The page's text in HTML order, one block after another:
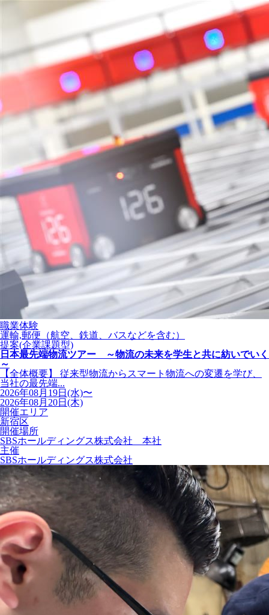
職業体験
運輸,郵便（航空、鉄道、バスなどを含む）
提案(企業課題型)
日本最先端物流ツアー ～物流の未来を学生と共に紡いでいく
～
【全体概要】 従来型物流からスマート物流への変遷を学び、
当社の最先端...
2026年08月19日(水)〜
2026年08月20日(木)
開催エリア
新宿区
開催場所
SBSホールディングス株式会社 本社
主催
SBSホールディングス株式会社